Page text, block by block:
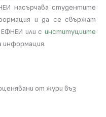
насърчава студентите
и да се свържат
или с институциите
информация.
от жури въз